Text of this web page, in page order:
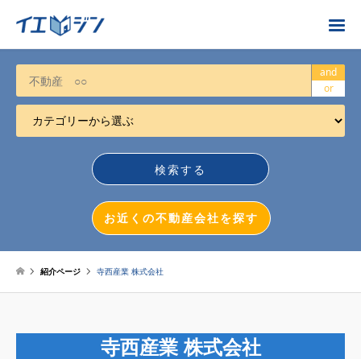
お近くの不動産会社を探す
カテゴリーから選ぶ
不動産売却
不動産投資
マンション売却
and
or
お近くの不動産会社を探す
紹介ページ 寺西産業 株式会社
寺西産業 株式会社